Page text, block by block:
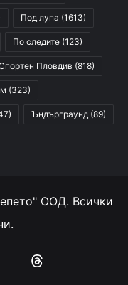
Под лупа (1613)
По следите (123)
Пловдив (818)
(323)
Ъндърграунд (89)
ООД. Всички
RSS